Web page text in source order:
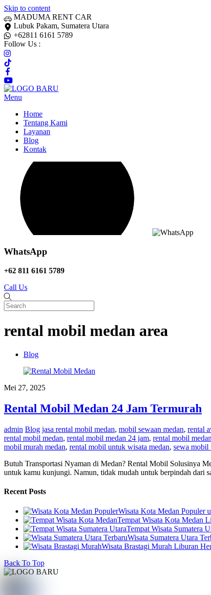
Skip to content
MADUMA RENT CAR
Lubuk Pakam, Sumatera Utara
+62811 6161 5789
Follow Us :
Menu
Home
Tentang Kami
Layanan
Blog
Kontak
WhatsApp
+62 811 6161 5789
Call Us
rental mobil medan area
Blog
Mei 27, 2025
Rental Mobil Medan 24 Jam Termurah
admin Blog jasa rental mobil medan, mobil sewaan medan, rental
rental mobil medan, rental mobil medan 24 jam, rental mobil
mobil murah medan, rental mobil untuk wisata medan, sewa mobil
Butuh Transportasi Nyaman di Medan? Rental Mobil Solusinya
untuk kamu kunjungi. Namun, tidak mudah untuk berpindah dari
Recent Posts
Wisata Kota Medan Populer
Tempat Wisata Kota Medan
Tempat Wisata Sumatera
Wisata Sumatera Utara
Wisata Brastagi Murah Liburan
Back To Top